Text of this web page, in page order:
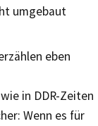
umgebaut
eben
in DDR-Zeiten
Wenn es für